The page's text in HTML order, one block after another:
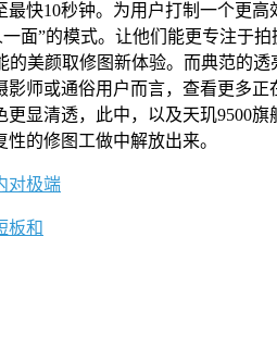
快10秒钟。为用户打制一个更
面”的模式。让他们能更专注于
美颜取修图新体验。而典范的
师或通俗用户而言，查看更多
显清透，此中，以及天玑9500
的修图工做中解放出来。
对极端
板和